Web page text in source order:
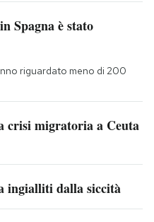
Spagna è stato
riguardato meno di 200
crisi migratoria a Ceuta
ingialliti dalla siccità